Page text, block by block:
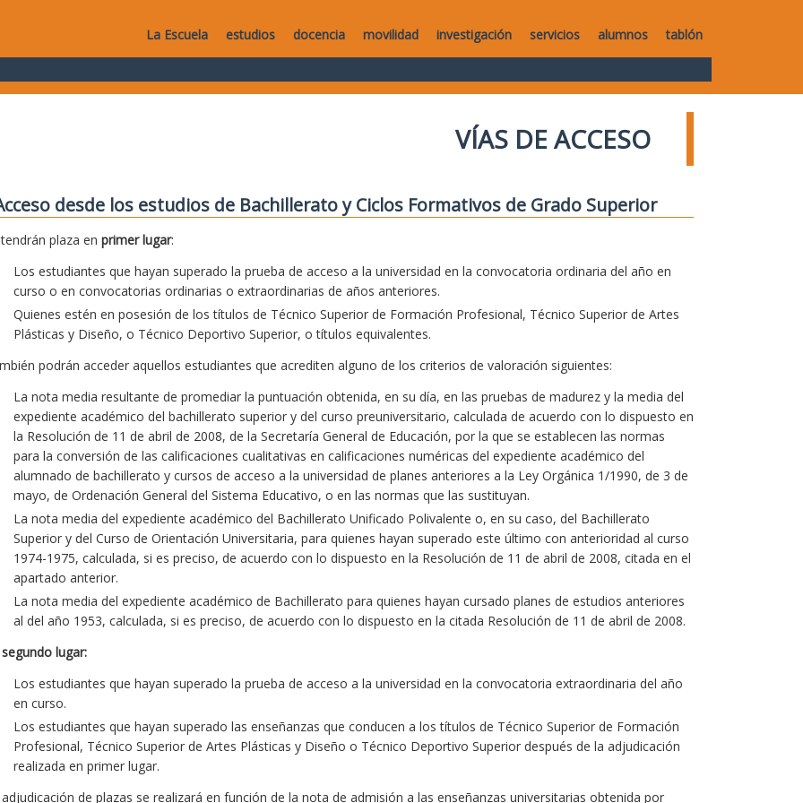
La Escuela estudios docencia movilidad investigación servicios alumnos tablón
VÍAS DE ACCESO
desde los estudios de Bachillerato y Ciclos Formativos de Grado Superior
plaza en primer lugar:
Los estudiantes que hayan superado la prueba de acceso a la universidad en la convocatoria ordinaria del año en
curso o en convocatorias ordinarias o extraordinarias de años anteriores.
Quienes estén en posesión de los títulos de Técnico Superior de Formación Profesional, Técnico Superior de Artes
Plásticas y Diseño, o Técnico Deportivo Superior, o títulos equivalentes.
podrán acceder aquellos estudiantes que acrediten alguno de los criterios de valoración siguientes:
La nota media resultante de promediar la puntuación obtenida, en su día, en las pruebas de madurez y la media del
expediente académico del bachillerato superior y del curso preuniversitario, calculada de acuerdo con lo dispuesto en
la Resolución de 11 de abril de 2008, de la Secretaría General de Educación, por la que se establecen las normas
para la conversión de las calificaciones cualitativas en calificaciones numéricas del expediente académico del
alumnado de bachillerato y cursos de acceso a la universidad de planes anteriores a la Ley Orgánica 1/1990, de 3 de
mayo, de Ordenación General del Sistema Educativo, o en las normas que las sustituyan.
La nota media del expediente académico del Bachillerato Unificado Polivalente o, en su caso, del Bachillerato
Superior y del Curso de Orientación Universitaria, para quienes hayan superado este último con anterioridad al curso
1974-1975, calculada, si es preciso, de acuerdo con lo dispuesto en la Resolución de 11 de abril de 2008, citada en el
apartado anterior.
La nota media del expediente académico de Bachillerato para quienes hayan cursado planes de estudios anteriores
al del año 1953, calculada, si es preciso, de acuerdo con lo dispuesto en la citada Resolución de 11 de abril de 2008.
segundo lugar:
Los estudiantes que hayan superado la prueba de acceso a la universidad en la convocatoria extraordinaria del año
en curso.
Los estudiantes que hayan superado las enseñanzas que conducen a los títulos de Técnico Superior de Formación
Profesional, Técnico Superior de Artes Plásticas y Diseño o Técnico Deportivo Superior después de la adjudicación
realizada en primer lugar.
de plazas se realizará en función de la nota de admisión a las enseñanzas universitarias obtenida por